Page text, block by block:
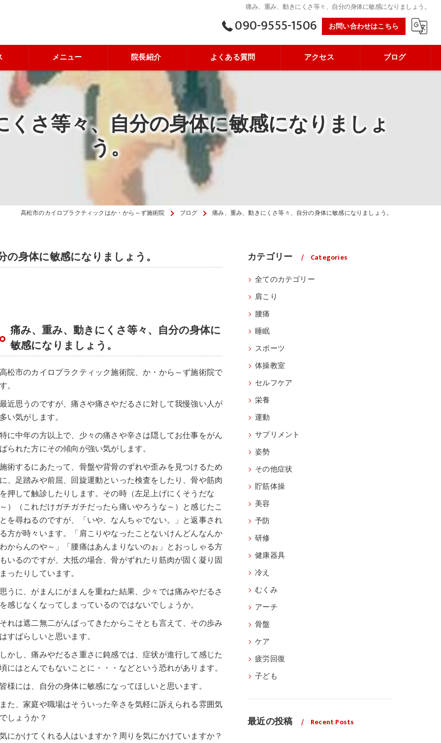
痛み、重み、動きにくさ等々、自分の身体に敏感になりましょう。
090-9555-1506 お問い合わせはこちら
メニュー 院長紹介 よくある質問 アクセス ブログ
さ等々、自分の身体に敏感になりましょ
う。
高松市のカイロプラクティックはか・から～ず施術院 ブログ 痛み、重み、動きにくさ等々、自分の身体に敏感になりましょう。
身体に敏感になりましょう。
痛み、重み、動きにくさ等々、自分の身体に
敏感になりましょう。
松市のカイロプラクティック施術院、か・から～ず施術院で
。
近思うのですが、痛さや痛さやだるさに対して我慢強い人が
い気がします。
に中年の方以上で、少々の痛さや辛さは隠してお仕事をがん
られた方にその傾向が強い気がします。
術するにあたって、骨盤や背骨のずれや歪みを見つけるため
、足踏みや前屈、回旋運動といった検査をしたり、骨や筋肉
押して触診したりします。その時（左足上げにくそうだな
）（これだけガチガチだったら痛いやろうな～）と感じたこ
を尋ねるのですが、「いや、なんちゃでない。」と返事され
方が時々います。「肩こりやなったことないけんどんなんか
からんのや～」「腰痛はあんまりないのぉ」とおっしゃる方
いるのですが、大抵の場合、骨がずれたり筋肉が固く凝り固
ったりしています。
うに、がまんにがまんを重ねた結果、少々では痛みやだるさ
感じなくなってしまっているのではないでしょうか。
れは遮二無二がんばってきたからこそとも言えて、その歩み
すばらしいと思います。
かし、痛みやだるさ重さに鈍感では、症状が進行して感じた
にはとんでもないことに・・・などという恐れがあります。
様には、自分の身体に敏感になってほしいと思います。
た、家庭や職場はそういった辛さを気軽に訴えられる雰囲気
しょうか？
にかけてくれる人はいますか？周りを気にかけていますか？
カテゴリー Categories
全てのカテゴリー
肩こり
腰痛
睡眠
スポーツ
体操教室
セルフケア
栄養
運動
サプリメント
姿勢
その他症状
貯筋体操
美容
予防
研修
健康器具
冷え
むくみ
アーチ
骨盤
ケア
疲労回復
子ども
最近の投稿 Recent Posts